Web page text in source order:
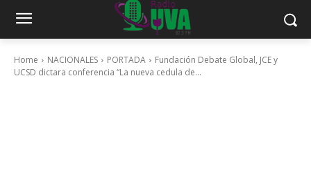
Home NACIONALES PORTADA
Fundación Debate Global, JCE y
UCSD dictara conferencia “La nueva cedula de...